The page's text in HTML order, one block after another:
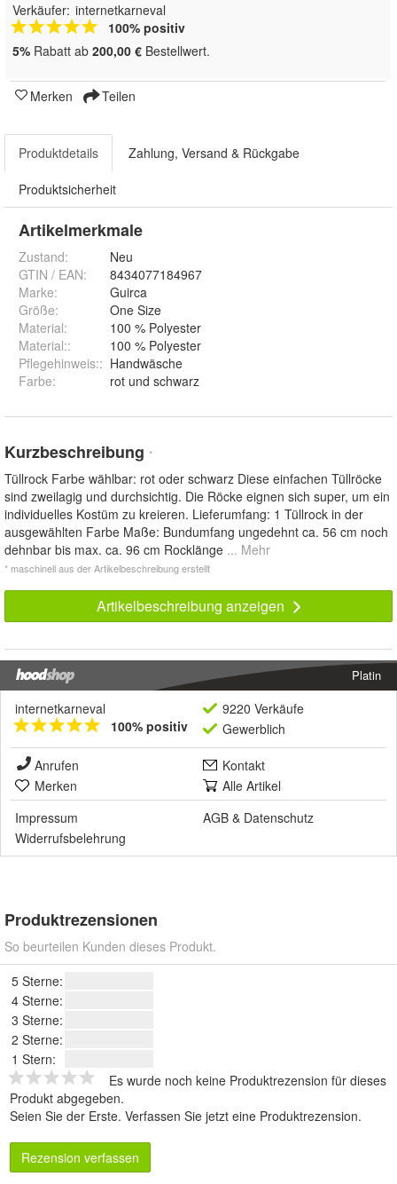
Verkäufer: internetkarneval
100% positiv
5% Rabatt ab 200,00 € Bestellwert.
Merken Teilen
Produktdetails Zahlung, Versand & Rückgabe
Produktsicherheit
Artikelmerkmale
Zustand:
Neu
GTIN / EAN:
8434077184967
Marke:
Guirca
Größe:
One Size
Material:
100 % Polyester
Material::
100 % Polyester
Pflegehinweis:: Handwäsche
Farbe: rot und schwarz
Kurzbeschreibung *
Tüllrock Farbe wählbar: rot oder schwarz Diese einfachen Tüllröcke
sind zweilagig und durchsichtig. Die Röcke eignen sich super, um ein
individuelles Kostüm zu kreieren. Lieferumfang: 1 Tüllrock in der
ausgewählten Farbe Maße: Bundumfang ungedehnt ca. 56 cm noch
dehnbar bis max. ca. 96 cm Rocklänge ... Mehr
* maschinell aus der Artikelbeschreibung erstellt
Artikelbeschreibung anzeigen
Platin
internetkarneval
100% positiv
9220 Verkäufe
Gewerblich
Anrufen
Kontakt
Merken
Alle Artikel
Impressum
AGB & Datenschutz
Widerrufsbelehrung
Produktrezensionen
So beurteilen Kunden dieses Produkt.
5 Sterne:
4 Sterne:
3 Sterne:
2 Sterne:
1 Stern:
Es wurde noch keine Produktrezension für dieses
Produkt abgegeben.
Seien Sie der Erste. Verfassen Sie jetzt eine Produktrezension.
Rezension verfassen